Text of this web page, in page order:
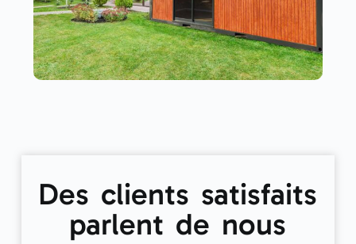
Des clients satisfaits
parlent de nous